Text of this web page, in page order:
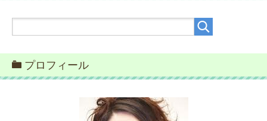
プロフィール